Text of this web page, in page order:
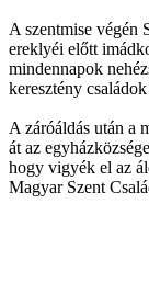
A szentmise végén
ereklyéi előtt
mindennapok
keresztény
A záróáldás után a
át az
hogy vigyék el az
Magyar Szent